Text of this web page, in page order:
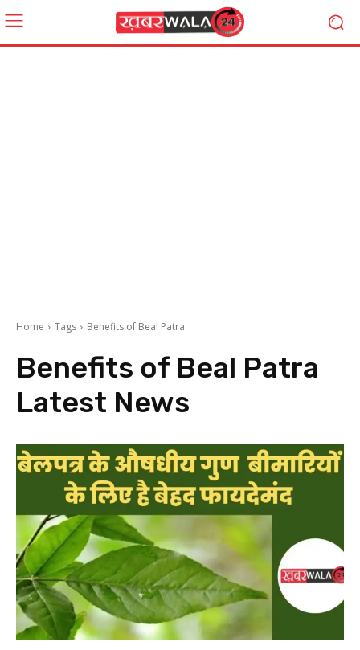
Home Tags Benefits of Beal Patra
Benefits of Beal Patra
Latest News